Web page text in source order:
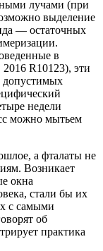
лучами (при
выделение
— остаточных
в
R10123), эти
допустимых
недели
можно мытьем
а фталаты не
Возникает
окна
стали бы их
с самыми
об
практика